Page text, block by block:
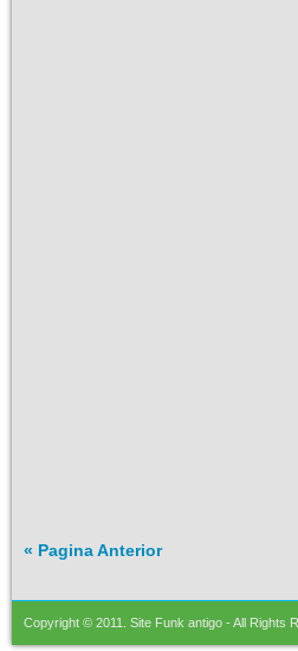
« Pagina Anterior
Copyright © 2011. Site Funk antigo - All Rights